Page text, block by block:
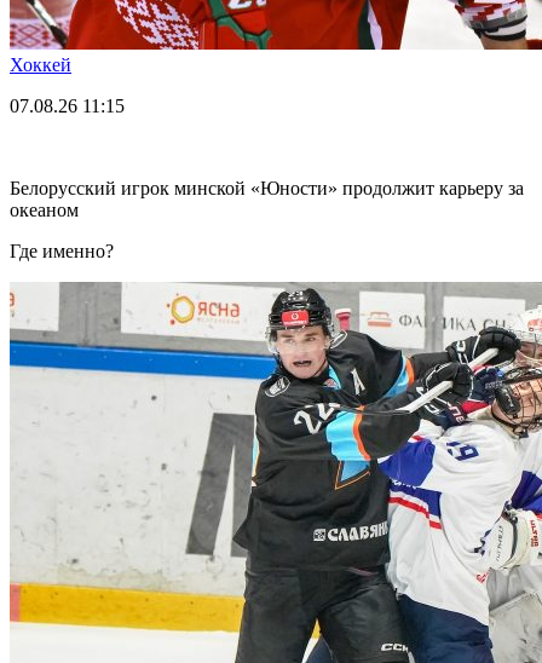
Хоккей
07.08.26 11:15
Белорусский игрок минской «Юности» продолжит карьеру за
океаном
Где именно?